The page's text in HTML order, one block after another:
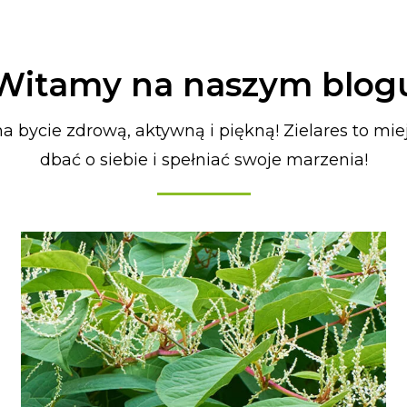
na naszym
bycie zdrową, aktywną i piękną! Zielares to
dbać o siebie i spełniać swoje marzenia!
Strona
StronaStronaStronaStronaStronaStronaStronaStronaStronaStronaStrona
StronaStronaStronaStronaStronaStronaStronaStronaStronaStronaStrona